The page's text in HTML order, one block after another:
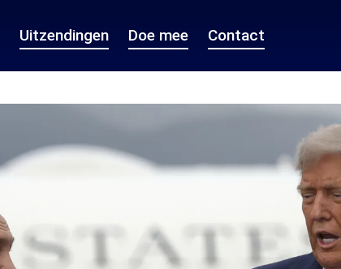
Uitzendingen Doe mee Contact